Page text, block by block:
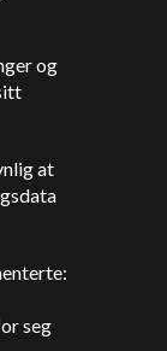
og
at
seg